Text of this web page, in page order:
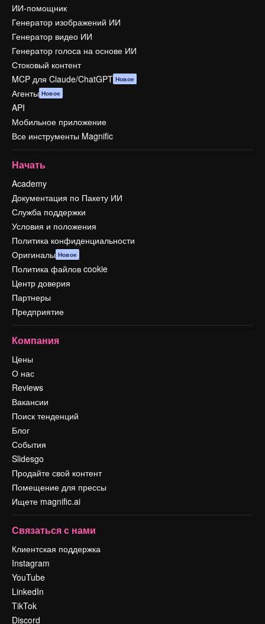
ИИ-помощник
Генератор изображений ИИ
Генератор видео ИИ
Генератор голоса на основе ИИ
Стоковый контент
MCP для Claude/ChatGPT Новое
Агенты Новое
API
Мобильное приложение
Все инструменты Magnific
Начать
Academy
Документация по Пакету ИИ
Служба поддержки
Условия и положения
Политика конфиденциальности
Оригиналы Новое
Политика файлов cookie
Центр доверия
Партнеры
Предприятие
Компания
Цены
О нас
Reviews
Вакансии
Поиск тенденций
Блог
События
Slidesgo
Продайте свой контент
Помещение для прессы
Ищете magnific.ai
Связаться с нами
Клиентская поддержка
Instagram
YouTube
LinkedIn
TikTok
Discord